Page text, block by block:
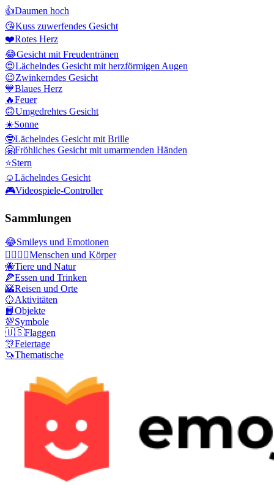
👍Daumen hoch
😘Kuss zuwerfendes Gesicht
❤️Rotes Herz
😂Gesicht mit Freudentränen
😍Lächelndes Gesicht mit herzförmigen Augen
😉Zwinkerndes Gesicht
💙Blaues Herz
🔥Feuer
🙃Umgedrehtes Gesicht
☀️Sonne
🤓Lächelndes Gesicht mit Brille
🤗Fröhliches Gesicht mit umarmenden Händen
⭐Stern
☺️Lächelndes Gesicht
🎮Videospiele-Controller
Sammlungen
😂Smileys und Emotionen
👩‍❤️‍💋‍👨Menschen und Körper
🐝Tiere und Natur
🍕Essen und Trinken
🌇Reisen und Orte
🥎Aktivitäten
📙Objekte
💯Symbole
🇺🇸Flaggen
🎊Feiertage
🦄Thematische